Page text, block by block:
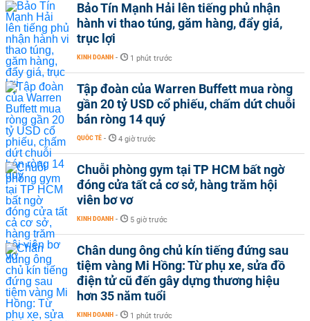
Bảo Tín Mạnh Hải lên tiếng phủ nhận
hành vi thao túng, găm hàng, đẩy giá,
trục lợi
KINH DOANH - 1 phút trước
Tập đoàn của Warren Buffett mua ròng
gần 20 tỷ USD cổ phiếu, chấm dứt chuỗi
bán ròng 14 quý
QUỐC TẾ - 4 giờ trước
Chuỗi phòng gym tại TP HCM bất ngờ
đóng cửa tất cả cơ sở, hàng trăm hội
viên bơ vơ
KINH DOANH - 5 giờ trước
Chân dung ông chủ kín tiếng đứng sau
tiệm vàng Mi Hồng: Từ phụ xe, sửa đồ
điện tử cũ đến gây dựng thương hiệu
hơn 35 năm tuổi
KINH DOANH - 1 phút trước